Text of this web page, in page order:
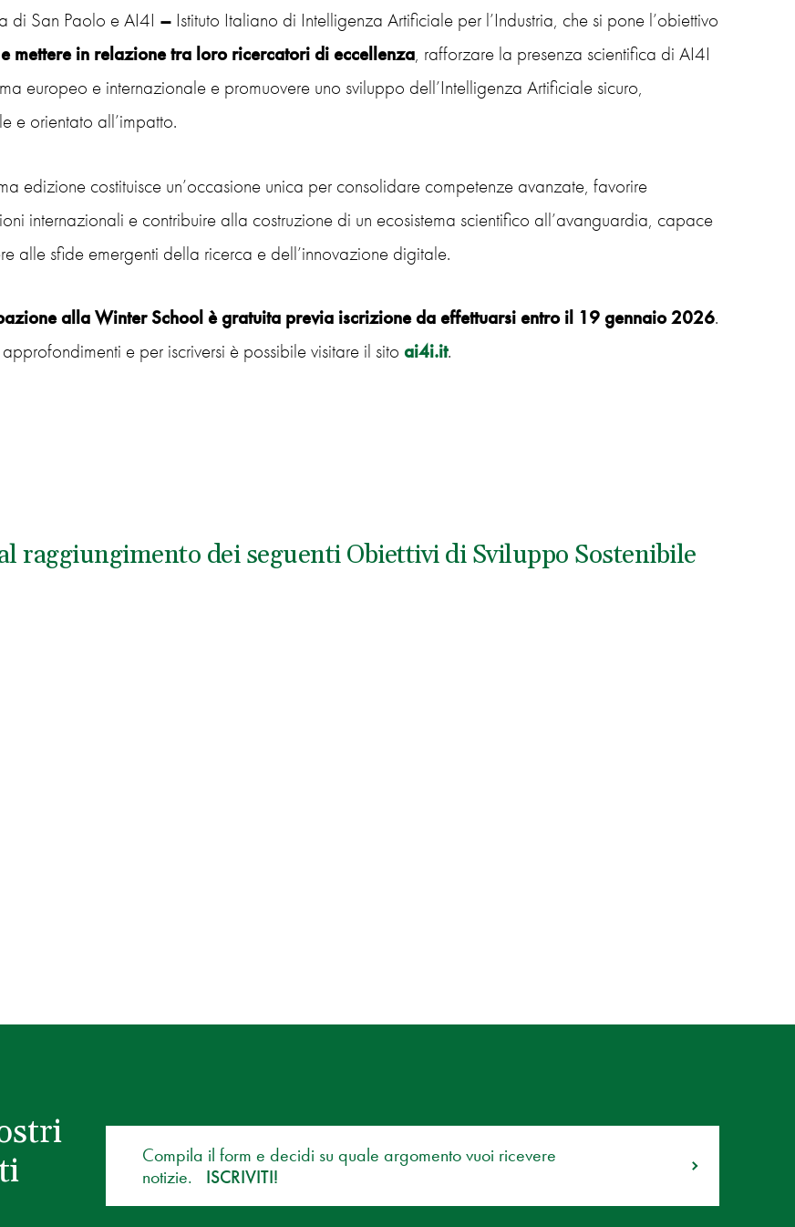
di San Paolo e AI4I – Istituto Italiano di Intelligenza Artificiale per l’Industria, che si pone l’obiettivo
mettere in relazione tra loro ricercatori di eccellenza, rafforzare la presenza scientifica di AI4I
europeo e internazionale e promuovere uno sviluppo dell’Intelligenza Artificiale sicuro,
e orientato all’impatto.
edizione costituisce un’occasione unica per consolidare competenze avanzate, favorire
internazionali e contribuire alla costruzione di un ecosistema scientifico all’avanguardia, capace
alle sfide emergenti della ricerca e dell’innovazione digitale.
alla Winter School è gratuita previa iscrizione da effettuarsi entro il 19 gennaio 2026.
approfondimenti e per iscriversi è possibile visitare il sito ai4i.it.
raggiungimento dei seguenti Obiettivi di Sviluppo Sostenibile
Compila il form e decidi su quale argomento vuoi ricevere
notizie.
ISCRIVITI!